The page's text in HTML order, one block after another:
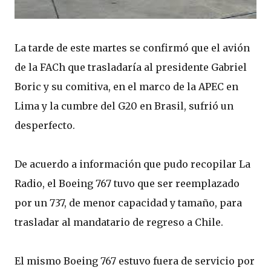
La tarde de este martes se confirmó que el avión
de la FACh que trasladaría al presidente Gabriel
Boric y su comitiva, en el marco de la APEC en
Lima y la cumbre del G20 en Brasil, sufrió un
desperfecto.
De acuerdo a información que pudo recopilar La
Radio, el Boeing 767 tuvo que ser reemplazado
por un 737, de menor capacidad y tamaño, para
trasladar al mandatario de regreso a Chile.
El mismo Boeing 767 estuvo fuera de servicio por